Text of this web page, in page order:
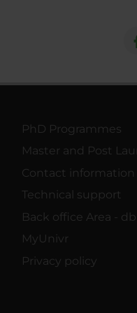
PhD Programmes
Master and Post
Contact information
Technical support
Back office Area -
MyUnivr
Privacy policy